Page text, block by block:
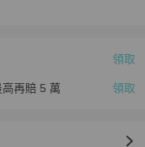
領取
高再賠 5 萬 領取